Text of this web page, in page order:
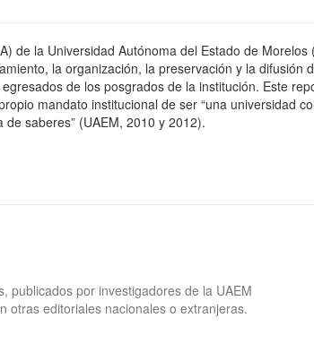
de la Universidad Autónoma del Estado de
la organización, la preservación y la difusión
de los posgrados de la institución. Este
mandato institucional de ser “una universidad
saberes” (UAEM, 2010 y 2012).
publicados por investigadores de la UAEM
otras editoriales nacionales o extranjeras.